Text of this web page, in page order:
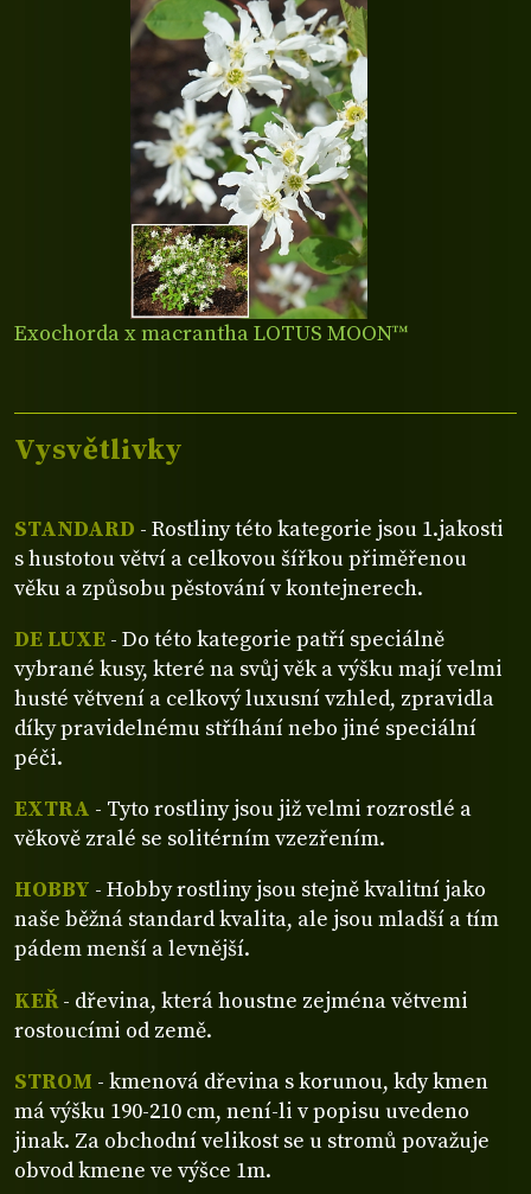
Exochorda x macrantha LOTUS MOON™
Vysvětlivky
STANDARD - Rostliny této kategorie jsou 1.jakosti
s hustotou větví a celkovou šířkou přiměřenou
věku a způsobu pěstování v kontejnerech.
DE LUXE - Do této kategorie patří speciálně
vybrané kusy, které na svůj věk a výšku mají velmi
husté větvení a celkový luxusní vzhled, zpravidla
díky pravidelnému stříhání nebo jiné speciální
péči.
EXTRA - Tyto rostliny jsou již velmi rozrostlé a
věkově zralé se solitérním vzezřením.
HOBBY - Hobby rostliny jsou stejně kvalitní jako
naše běžná standard kvalita, ale jsou mladší a tím
pádem menší a levnější.
KEŘ- dřevina, která houstne zejména větvemi
rostoucími od země.
STROM - kmenová dřevina s korunou, kdy kmen
má výšku 190-210 cm, není-li v popisu uvedeno
jinak. Za obchodní velikost se u stromů považuje
obvod kmene ve výšce 1m.